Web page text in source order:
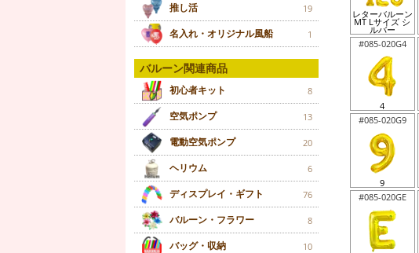
推し活 19
名入れ・オリジナル風船 1
バルーン関連商品
初心者キット 8
空気ポンプ 13
電動空気ポンプ 20
ヘリウム 6
ディスプレイ・ギフト 76
バルーン・フラワー 8
バッグ・収納 10
レターバルーン
MT Lサイズ シ
ルバー
#085-020G4
4
#085-020G9
9
#085-020GE